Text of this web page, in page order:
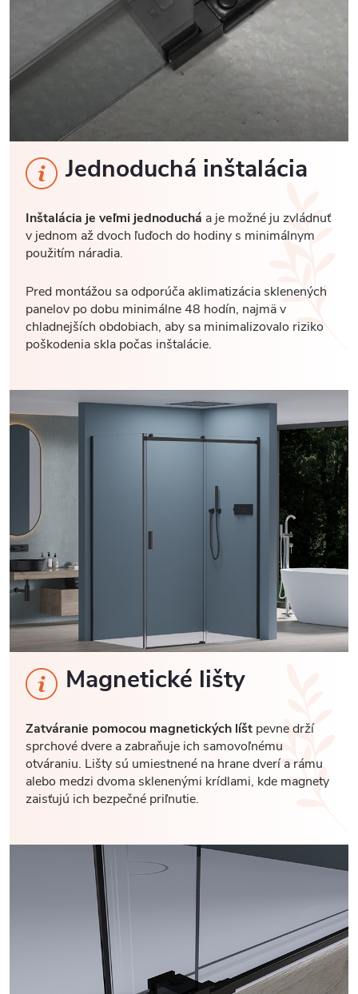
Jednoduchá inštalácia
Inštalácia je veľmi jednoduchá a je možné ju zvládnuť
v jednom až dvoch ľuďoch do hodiny s minimálnym
použitím náradia.
Pred montážou sa odporúča aklimatizácia sklenených
panelov po dobu minimálne 48 hodín, najmä v
chladnejších obdobiach, aby sa minimalizovalo riziko
poškodenia skla počas inštalácie.
Magnetické lišty
Zatváranie pomocou magnetických líšt pevne drží
sprchové dvere a zabraňuje ich samovoľnému
otváraniu. Lišty sú umiestnené na hrane dverí a rámu
alebo medzi dvoma sklenenými krídlami, kde magnety
zaisťujú ich bezpečné priľnutie.